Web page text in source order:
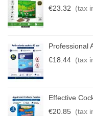
€23.32
(tax
Professional
€18.44 (tax
Effective
€20.85 (tax